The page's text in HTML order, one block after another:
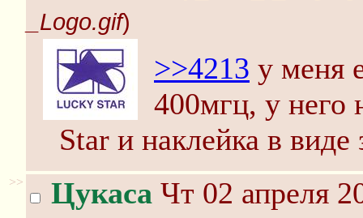
_Logo.gif)
>>4213 у меня
400мгц, у него
Star и наклейка в виде
>> Цукаса Чт 02 апреля